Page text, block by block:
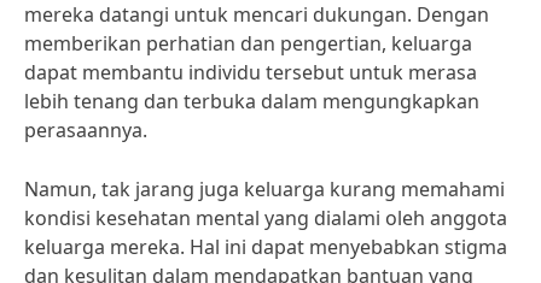
mereka datangi untuk mencari dukungan. Dengan
memberikan perhatian dan pengertian, keluarga
dapat membantu individu tersebut untuk merasa
lebih tenang dan terbuka dalam mengungkapkan
perasaannya.
Namun, tak jarang juga keluarga kurang memahami
kondisi kesehatan mental yang dialami oleh anggota
keluarga mereka. Hal ini dapat menyebabkan stigma
dan kesulitan dalam mendapatkan bantuan yang